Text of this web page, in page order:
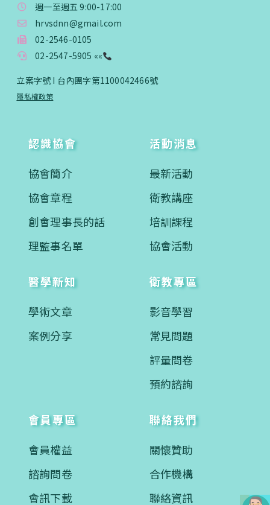
週一至週五 9:00-17:00
hrvsdnn@gmail.com
02-2546-0105
02-2547-5905 ««
立案字號 I 台內團字第1100042466號
隱私權政策
認識協會
協會簡介
協會章程
創會理事長的話
理監事名單
活動消息
最新活動
衛教講座
培訓課程
協會活動
醫學新知
學術文章
案例分享
衛教專區
影音學習
常見問題
評量問卷
預約諮詢
會員專區
會員權益
諮詢問卷
會訊下載
聯絡我們
關懷贊助
合作機構
聯絡資訊